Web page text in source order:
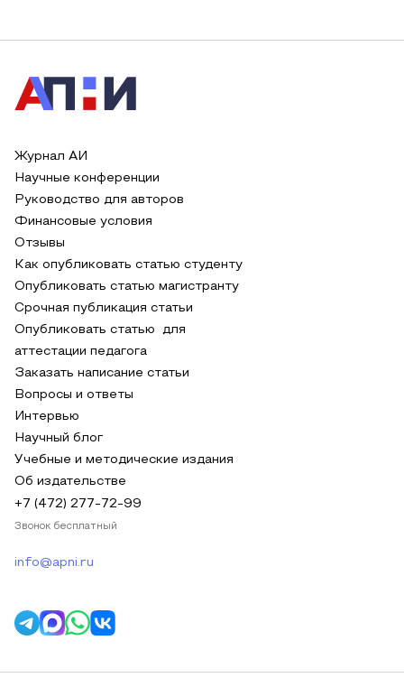
Журнал АИ
Научные конференции
Руководство для авторов
Финансовые условия
Отзывы
Как опубликовать статью студенту
Опубликовать статью магистранту
Срочная публикация статьи
Опубликовать статью для
аттестации педагога
Заказать написание статьи
Вопросы и ответы
Интервью
Научный блог
Учебные и методические издания
Об издательстве
+7 (472) 277-72-99
Звонок бесплатный
info@apni.ru